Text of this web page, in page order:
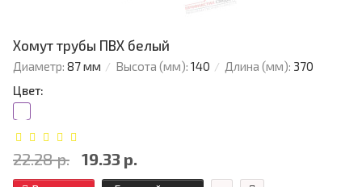
Хомут трубы ПВХ белый
Диаметр: 87 мм Высота (мм): 140 Длина (мм): 370
Цвет:
22.28 р. 19.33 р.